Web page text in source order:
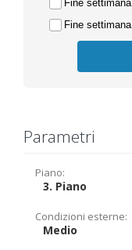
Fine
Fine
Parametri
Piano:
3. Piano
Condizioni esterne:
Medio